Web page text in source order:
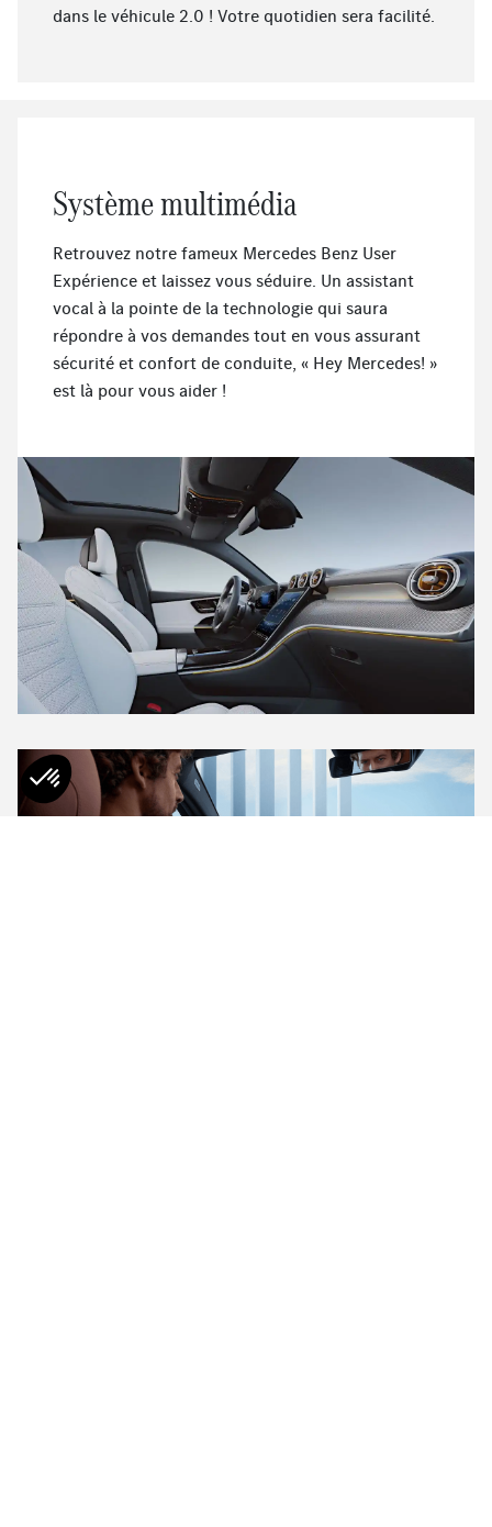
dans le véhicule 2.0 ! Votre quotidien sera facilité.
Système multimédia
Retrouvez notre fameux Mercedes Benz User
Expérience et laissez vous séduire. Un assistant
vocal à la pointe de la technologie qui saura
répondre à vos demandes tout en vous assurant
sécurité et confort de conduite, « Hey Mercedes! »
est là pour vous aider !